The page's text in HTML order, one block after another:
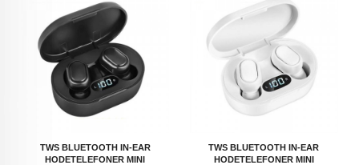
TWS BLUETOOTH IN-EAR
HODETELEFONER MINI
TWS BLUETOOTH IN-EAR
HODETELEFONER MINI